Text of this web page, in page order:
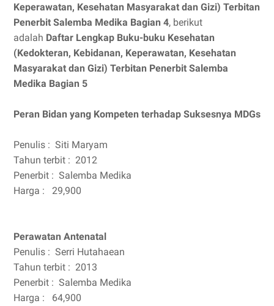
Keperawatan, Kesehatan Masyarakat dan Gizi) Terbitan
Penerbit Salemba Medika Bagian 4, berikut
adalah Daftar Lengkap Buku-buku Kesehatan
(Kedokteran, Kebidanan, Keperawatan, Kesehatan
Masyarakat dan Gizi) Terbitan Penerbit Salemba
Medika Bagian 5
Peran Bidan yang Kompeten terhadap Suksesnya MDGs
Penulis : Siti Maryam
Tahun terbit : 2012
Penerbit : Salemba Medika
Harga :
29,900
Perawatan Antenatal
Penulis : Serri Hutahaean
Tahun terbit : 2013
Penerbit : Salemba Medika
Harga :
64,900